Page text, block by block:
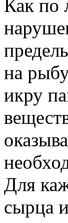
Как по
на
икру
Для
сырца